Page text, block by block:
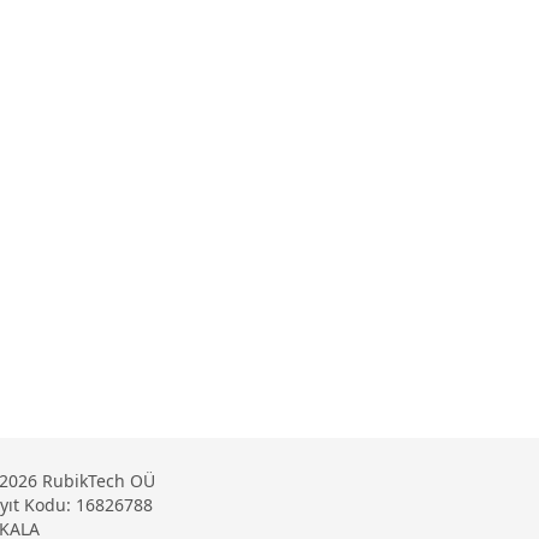
RubikTech OÜ
Kodu: 16826788